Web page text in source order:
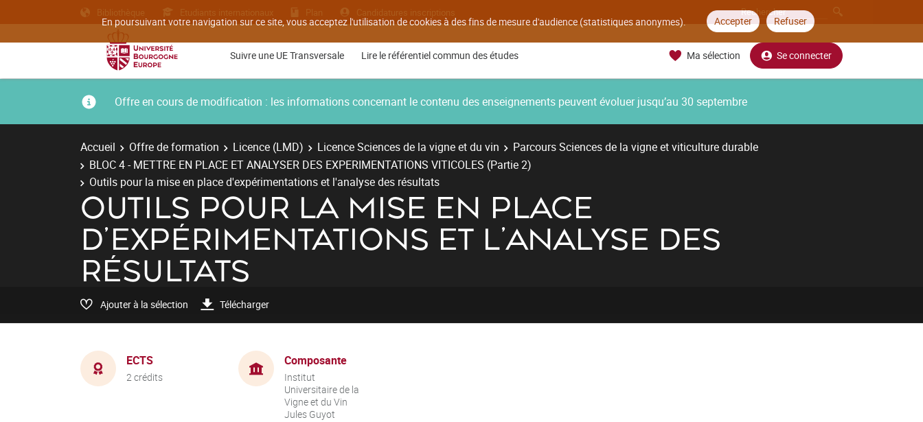
En poursuivant votre navigation sur ce site, vous acceptez l'utilisation de cookies à des fins de mesure d'audience (statistiques anonymes). Accepter Refuser
Bibliothèque Etudiants internationaux Plan Candidatures inscriptions
Suivre une UE Transversale Lire le référentiel commun des études Ma sélection Se connecter
Offre en cours de modification : les informations concernant le contenu des enseignements peuvent évoluer jusqu’au 30 septembre
Accueil Offre de formation Licence (LMD) Licence Sciences de la vigne et du vin
Parcours Sciences de la vigne et viticulture durable
BLOC 4 - METTRE EN PLACE ET ANALYSER DES EXPERIMENTATIONS VITICOLES (Partie 2)
Outils pour la mise en place d'expérimentations et l'analyse des résultats
OUTILS POUR LA MISE EN PLACE
D'EXPÉRIMENTATIONS ET L'ANALYSE DES
RÉSULTATS
Ajouter à la sélection Télécharger
ECTS
2 crédits
Composante
Institut
Universitaire de la
Vigne et du Vin
Jules Guyot